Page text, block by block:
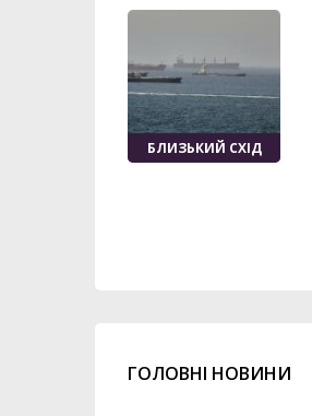
БЛИЗЬКИЙ СХІД
ГОЛОВНІ НОВИНИ